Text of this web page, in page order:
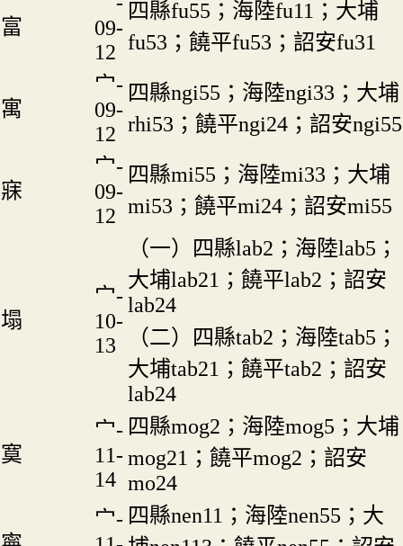
富
09-
12
四縣fu55；海陸fu11；大埔
fu53；饒平fu53；詔安fu31
寓
宀-
09-
12
四縣ngi55；海陸ngi33；大埔
rhi53；饒平ngi24；詔安ngi55
寐
宀-
09-
12
四縣mi55；海陸mi33；大埔
mi53；饒平mi24；詔安mi55
塌
宀-
10-
13
（一）四縣lab2；海陸lab5；
大埔lab21；饒平lab2；詔安
lab24
（二）四縣tab2；海陸tab5；
大埔tab21；饒平tab2；詔安
lab24
寞
宀-
11-
14
四縣mog2；海陸mog5；大埔
mog21；饒平mog2；詔安
mo24
宀- 四縣nen11；海陸nen55；大